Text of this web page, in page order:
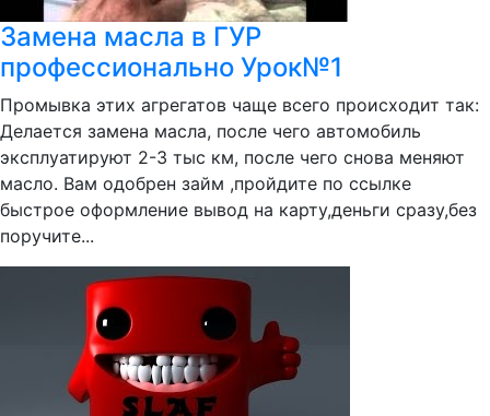
Замена масла в ГУР
профессионально Урок№1
Промывка этих агрегатов чаще всего происходит так:
Делается замена масла, после чего автомобиль
эксплуатируют 2-3 тыс км, после чего снова меняют
масло. Вам одобрен займ ,пройдите по ссылке
быстрое оформление вывод на карту,деньги сразу,без
поручите...